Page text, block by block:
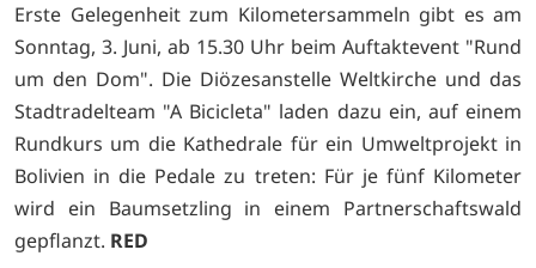
Erste Gelegenheit zum Kilometersammeln gibt es am
Sonntag, 3. Juni, ab 15.30 Uhr beim Auftaktevent "Rund
um den Dom". Die Diözesanstelle Weltkirche und das
Stadtradelteam "A Bicicleta" laden dazu ein, auf einem
Rundkurs um die Kathedrale für ein Umweltprojekt in
Bolivien in die Pedale zu treten: Für je fünf Kilometer
wird ein Baumsetzling in einem Partnerschaftswald
gepflanzt. RED